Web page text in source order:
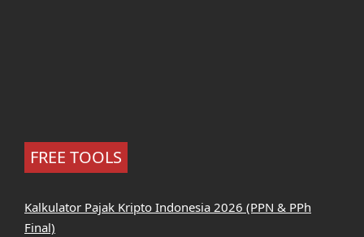
FREE TOOLS
Kalkulator Pajak Kripto Indonesia 2026 (PPN & PPh
Final)